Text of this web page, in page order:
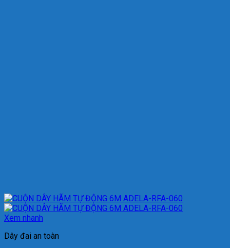
Xem nhanh
Dây đai an toàn